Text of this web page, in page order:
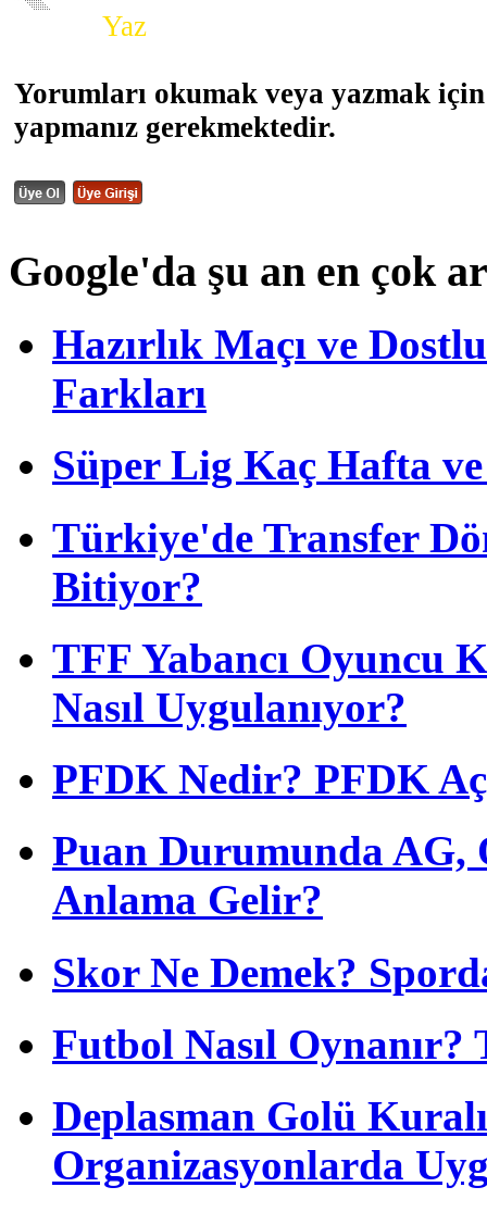
Yaz
Yorumları okumak veya yazmak
yapmanız gerekmektedir.
Google'da şu an en çok
Hazırlık Maçı ve
Farkları
Süper Lig Kaç Hafta
Türkiye'de Transfer
Bitiyor?
TFF Yabancı Oyuncu
Nasıl Uygulanıyor?
PFDK Nedir? PFDK
Puan Durumunda AG,
Anlama Gelir?
Skor Ne Demek?
Futbol Nasıl
Deplasman Golü
Organizasyonlarda